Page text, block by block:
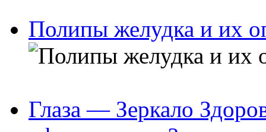
Полипы желудка и их
Глаза — Зеркало